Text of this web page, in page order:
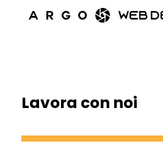
Lavora con noi